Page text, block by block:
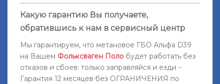
Какую гарантию Вы получаете,
обратившись к нам в сервисный центр
Мы гарантируем, что метановое ГБО Альфа D39
на Вашем Фольксваген Поло будет работать без
отказов и сбоев: только заправляйся и езди -
Гарантия 12 месяцев без ОГРАНИЧЕНИЯ по